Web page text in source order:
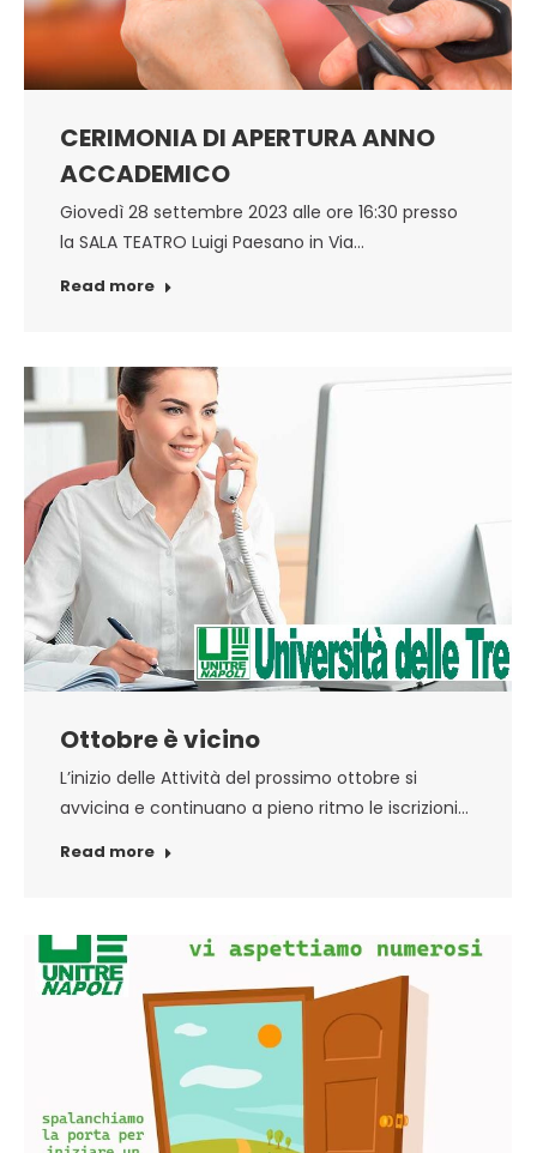
CERIMONIA DI APERTURA ANNO
ACCADEMICO
Giovedì 28 settembre 2023 alle ore 16:30 presso
la SALA TEATRO Luigi Paesano in Via…
Read more
Ottobre è vicino
L’inizio delle Attività del prossimo ottobre si
avvicina e continuano a pieno ritmo le iscrizioni…
Read more